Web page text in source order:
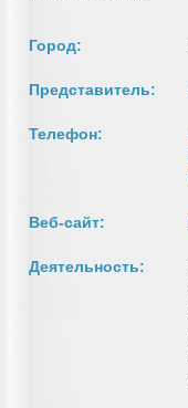
Город:
Представитель:
Телефон:
Веб-сайт:
Деятельность: